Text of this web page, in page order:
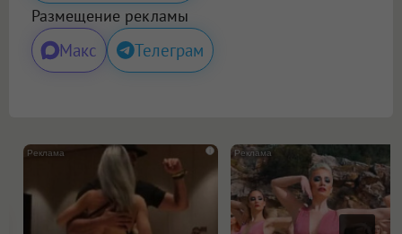
Размещение рекламы
Макс Телеграм
i